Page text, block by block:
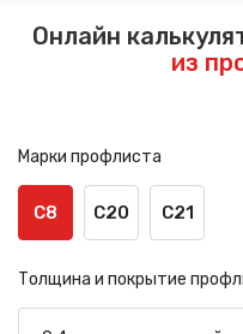
Онлайн
из
Марки профлиста
С8 С20 С21
Толщина и покрытие